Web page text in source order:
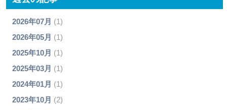
2026年07月 (1)
2026年05月 (1)
2025年10月 (1)
2025年03月 (1)
2024年01月 (1)
2023年10月 (2)